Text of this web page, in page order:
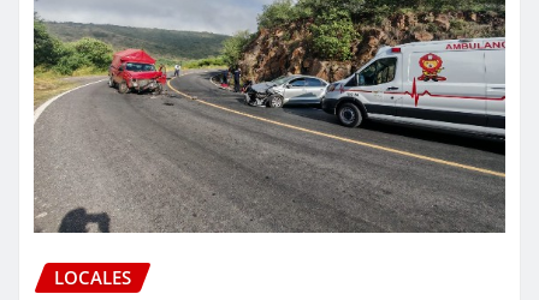
LOCALES